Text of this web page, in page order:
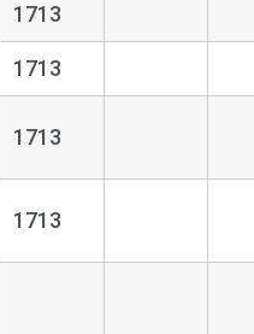
1713
1713
1713
1713